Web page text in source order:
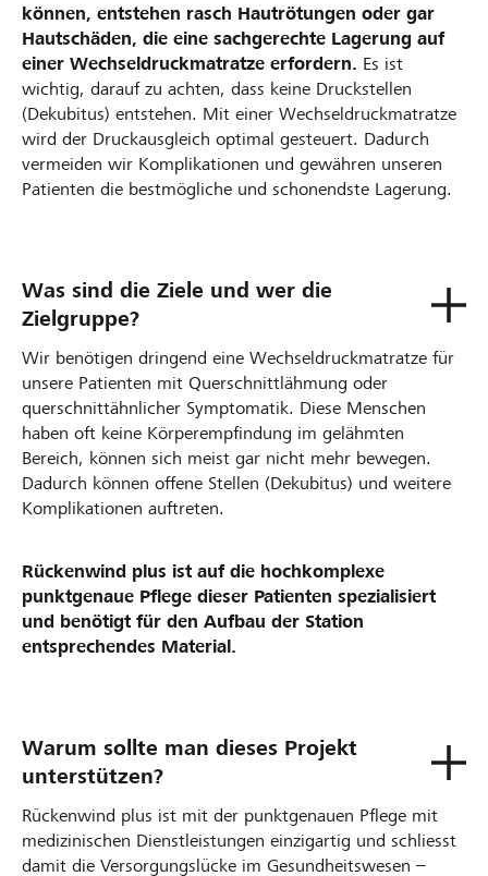
können, entstehen rasch Hautrötungen oder gar
Hautschäden, die eine sachgerechte Lagerung auf
einer Wechseldruckmatratze erfordern. Es ist
wichtig, darauf zu achten, dass keine Druckstellen
(Dekubitus) entstehen. Mit einer Wechseldruckmatratze
wird der Druckausgleich optimal gesteuert. Dadurch
vermeiden wir Komplikationen und gewähren unseren
Patienten die bestmögliche und schonendste Lagerung.
Was sind die Ziele und wer die
Zielgruppe?
Wir benötigen dringend eine Wechseldruckmatratze für
unsere Patienten mit Querschnittlähmung oder
querschnittähnlicher Symptomatik. Diese Menschen
haben oft keine Körperempfindung im gelähmten
Bereich, können sich meist gar nicht mehr bewegen.
Dadurch können offene Stellen (Dekubitus) und weitere
Komplikationen auftreten.
Rückenwind plus ist auf die hochkomplexe
punktgenaue Pflege dieser Patienten spezialisiert
und benötigt für den Aufbau der Station
entsprechendes Material.
Warum sollte man dieses Projekt
unterstützen?
Rückenwind plus ist mit der punktgenauen Pflege mit
medizinischen Dienstleistungen einzigartig und schliesst
damit die Versorgungslücke im Gesundheitswesen –